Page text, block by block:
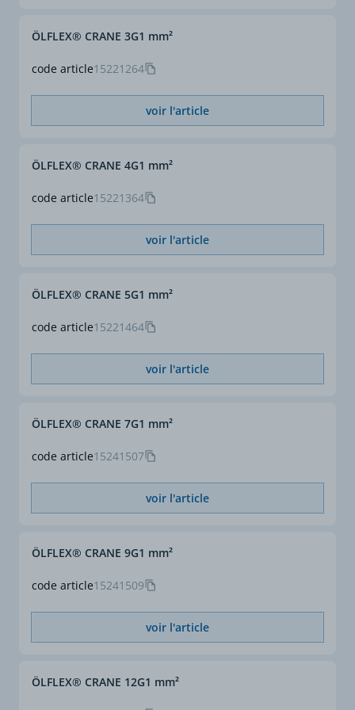
code article15221264
ÖLFLEX® CRANE 3G1 mm²
voir l'article
code article15221364
ÖLFLEX® CRANE 4G1 mm²
voir l'article
code article15221464
ÖLFLEX® CRANE 5G1 mm²
voir l'article
code article15241507
ÖLFLEX® CRANE 7G1 mm²
voir l'article
code article15241509
ÖLFLEX® CRANE 9G1 mm²
voir l'article
ÖLFLEX® CRANE 12G1 mm²